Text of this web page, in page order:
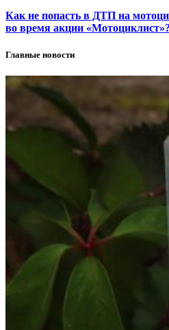
Как не попасть в ДТП на
во время акции «Мотоциклист»?
Главные новости